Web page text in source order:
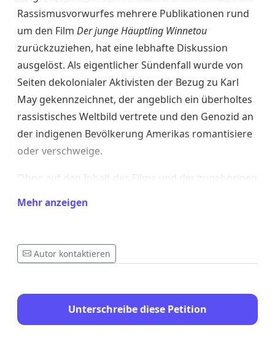
Rassismusvorwurfes mehrere Publikationen rund
um den Film Der junge Häuptling Winnetou
zurückzuziehen, hat eine lebhafte Diskussion
ausgelöst. Als eigentlicher Sündenfall wurde von
Seiten dekolonialer Aktivisten der Bezug zu Karl
May gekennzeichnet, der angeblich ein überholtes
rassistisches Weltbild vertrete und den Genozid an
der indigenen Bevölkerung Amerikas romantisiere
oder verschweige.
Ohne auf den Inhalt des Films und der zugehörigen
freie Neuinterpretationen der von Karl May in den
möchten dieKarl-May-Gesellschaft e. V.
Karl-May-Stiftungzum Umgang mit historischen
Folgendes festhalten:
1. Als deutscher Schriftsteller des 19. Jahrhunderts
Mehr anzeigen
Autor kontaktieren
Unterschreibe diese Petition